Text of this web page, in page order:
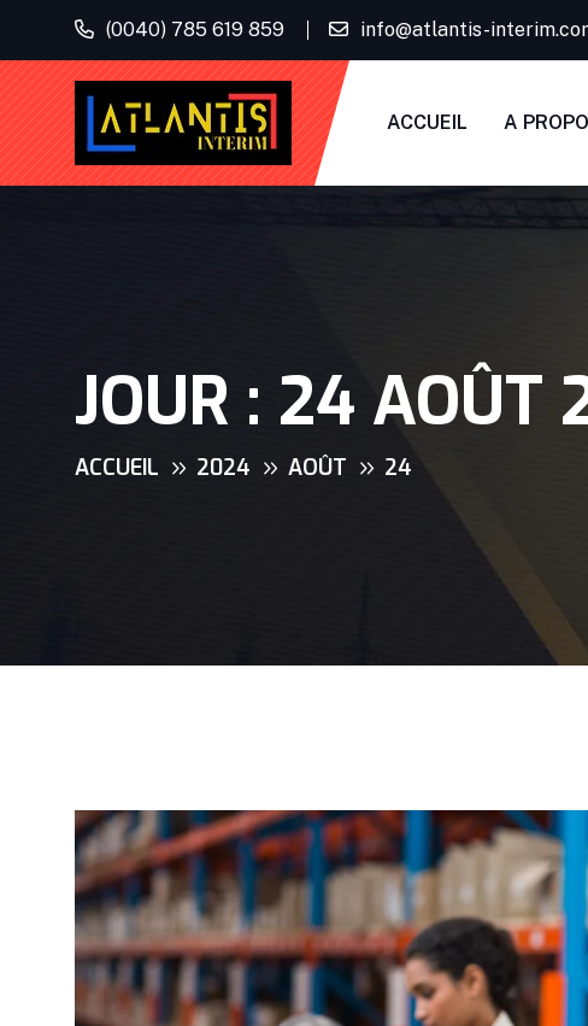
(0040) 785 619 859 info@atlantis-
ACCUEIL A
JOUR : 24 AOÛT
ACCUEIL 2024 AOÛT 24